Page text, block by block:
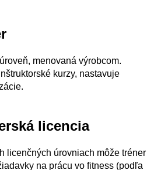
menovaná výrobcom.
kurzy, nastavuje
licencia
licenčných úrovniach môže tréner
na prácu vo fitness (podľa